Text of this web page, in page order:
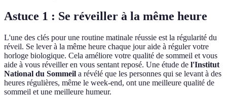
Astuce 1 : Se réveiller à la même heure
L'une des clés pour une routine matinale réussie est la régularité du
réveil. Se lever à la même heure chaque jour aide à réguler votre
horloge biologique. Cela améliore votre qualité de sommeil et vous
aide à vous réveiller en vous sentant reposé. Une étude de l'Institut
National du Sommeil a révélé que les personnes qui se levant à des
heures régulières, même le week-end, ont une meilleure qualité de
sommeil et une meilleure humeur.